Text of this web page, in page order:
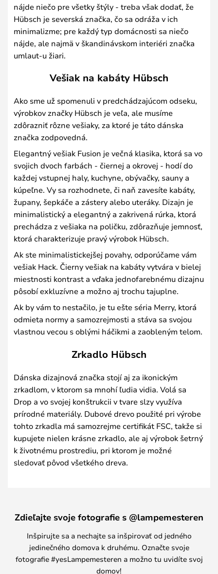
nájde niečo pre všetky štýly - treba však dodať, že
Hübsch je severská značka, čo sa odráža v ich
minimalizme; pre každý typ domácnosti sa niečo
nájde, ale najmä v škandinávskom interiéri značka
umlaut-u žiari.
Vešiak na kabáty Hübsch
Ako sme už spomenuli v predchádzajúcom odseku,
výrobkov značky Hübsch je veľa, ale musíme
zdôrazniť rôzne vešiaky, za ktoré je táto dánska
značka zodpovedná.
Elegantný vešiak Fusion je večná klasika, ktorá sa vo
svojich dvoch farbách - čiernej a okrovej - hodí do
každej vstupnej haly, kuchyne, obývačky, sauny a
kúpeľne. Vy sa rozhodnete, či naň zavesíte kabáty,
župany, šepkáče a zástery alebo uteráky. Dizajn je
minimalistický a elegantný a zakrivená rúrka, ktorá
prechádza z vešiaka na poličku, zdôrazňuje jemnosť,
ktorá charakterizuje pravý výrobok Hübsch.
Ak ste minimalistickejšej povahy, odporúčame vám
vešiak Hack. Čierny vešiak na kabáty vytvára v bielej
miestnosti kontrast a vďaka jednofarebnému dizajnu
pôsobí exkluzívne a možno aj trochu tajuplne.
Ak by vám to nestačilo, je tu ešte séria Merry, ktorá
odmieta normy a samozrejmosti a stáva sa svojou
vlastnou vecou s oblými háčikmi a zaobleným telom.
Zrkadlo Hübsch
Dánska dizajnová značka stojí aj za ikonickým
zrkadlom, v ktorom sa mnohí ľudia vidia. Volá sa
Drop a vo svojej konštrukcii v tvare slzy využíva
prírodné materiály. Dubové drevo použité pri výrobe
tohto zrkadla má samozrejme certifikát FSC, takže si
kupujete nielen krásne zrkadlo, ale aj výrobok šetrný
k životnému prostrediu, pri ktorom je možné
sledovať pôvod všetkého dreva.
Zdieľajte svoje fotografie s @lampemesteren
Inšpirujte sa a nechajte sa inšpirovať od jedného
jedinečného domova k druhému. Označte svoje
fotografie #yesLampemesteren a možno tu uvidíte svoj
domov!